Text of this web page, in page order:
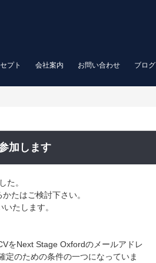
プト 会社案内 お問い合わせ ブログ
加します
た。
たはご検討下さい。
たします。
をNext Stage Oxfordのメールアドレ
定のための条件の一つになっていま